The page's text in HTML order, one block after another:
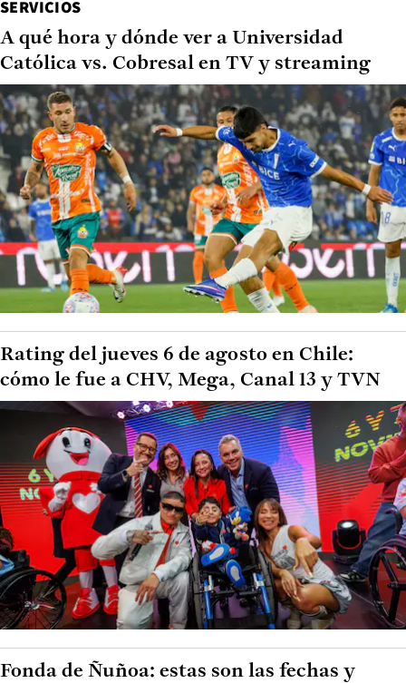
SERVICIOS
A qué hora y dónde ver a Universidad
Católica vs. Cobresal en TV y streaming
Rating del jueves 6 de agosto en Chile:
cómo le fue a CHV, Mega, Canal 13 y TVN
Fonda de Ñuñoa: estas son las fechas y